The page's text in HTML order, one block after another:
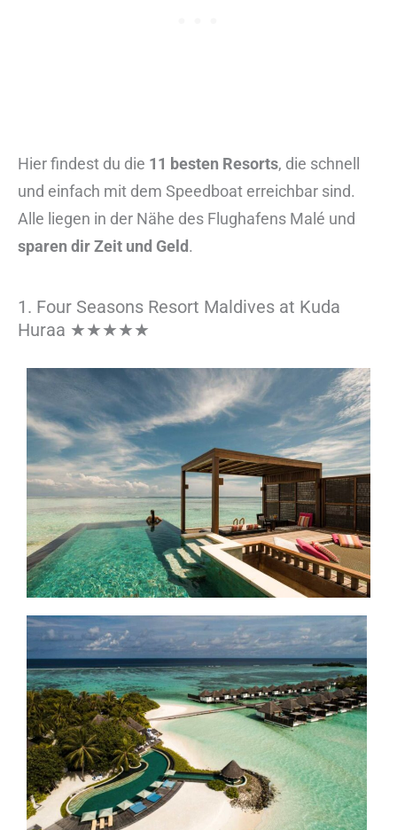
Hier findest du die 11 besten Resorts, die schnell
und einfach mit dem Speedboat erreichbar sind.
Alle liegen in der Nähe des Flughafens Malé und
sparen dir Zeit und Geld.
1. Four Seasons Resort Maldives at Kuda
Huraa ★★★★★